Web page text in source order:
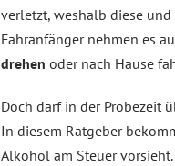
verletzt, weshalb diese und
Fahranfänger nehmen es
drehen oder nach Hause
Doch darf in der Probezeit
In diesem Ratgeber
Alkohol am Steuer vorsieht.